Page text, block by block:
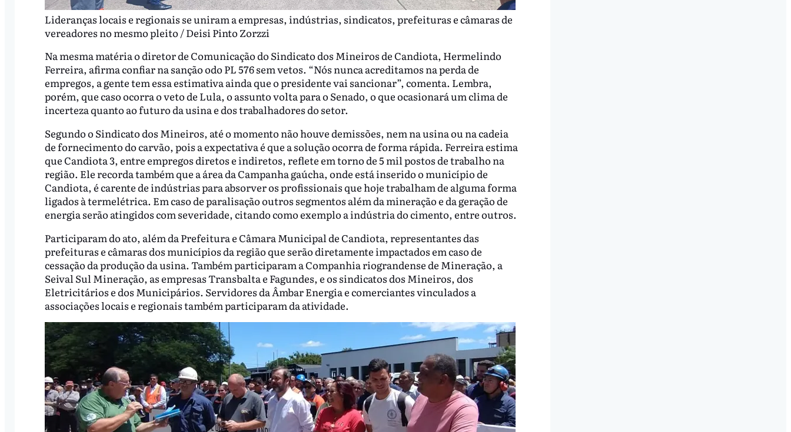
Lideranças locais e regionais se uniram a empresas, indústrias, sindicatos, prefeituras e câmaras de
vereadores no mesmo pleito / Deisi Pinto Zorzzi
Na mesma matéria o diretor de Comunicação do Sindicato dos Mineiros de Candiota, Hermelindo
Ferreira, afirma confiar na sanção odo PL 576 sem vetos. “Nós nunca acreditamos na perda de
empregos, a gente tem essa estimativa ainda que o presidente vai sancionar”, comenta. Lembra,
porém, que caso ocorra o veto de Lula, o assunto volta para o Senado, o que ocasionará um clima de
incerteza quanto ao futuro da usina e dos trabalhadores do setor.
Segundo o Sindicato dos Mineiros, até o momento não houve demissões, nem na usina ou na cadeia
de fornecimento do carvão, pois a expectativa é que a solução ocorra de forma rápida. Ferreira estima
que Candiota 3, entre empregos diretos e indiretos, reflete em torno de 5 mil postos de trabalho na
região. Ele recorda também que a área da Campanha gaúcha, onde está inserido o município de
Candiota, é carente de indústrias para absorver os profissionais que hoje trabalham de alguma forma
ligados à termelétrica. Em caso de paralisação outros segmentos além da mineração e da geração de
energia serão atingidos com severidade, citando como exemplo a indústria do cimento, entre outros.
Participaram do ato, além da Prefeitura e Câmara Municipal de Candiota, representantes das
prefeituras e câmaras dos municípios da região que serão diretamente impactados em caso de
cessação da produção da usina. Também participaram a Companhia riograndense de Mineração, a
Seival Sul Mineração, as empresas Transbalta e Fagundes, e os sindicatos dos Mineiros, dos
Eletricitários e dos Municipários. Servidores da Âmbar Energia e comerciantes vinculados a
associações locais e regionais também participaram da atividade.